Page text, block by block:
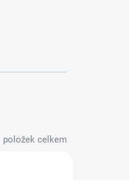
položek celkem